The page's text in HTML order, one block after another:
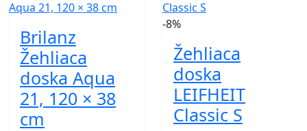
Brilanz
Žehliaca
doska Aqua
21, 120 × 38
cm
-8%
Žehliaca
doska
LEIFHEIT
Classic S